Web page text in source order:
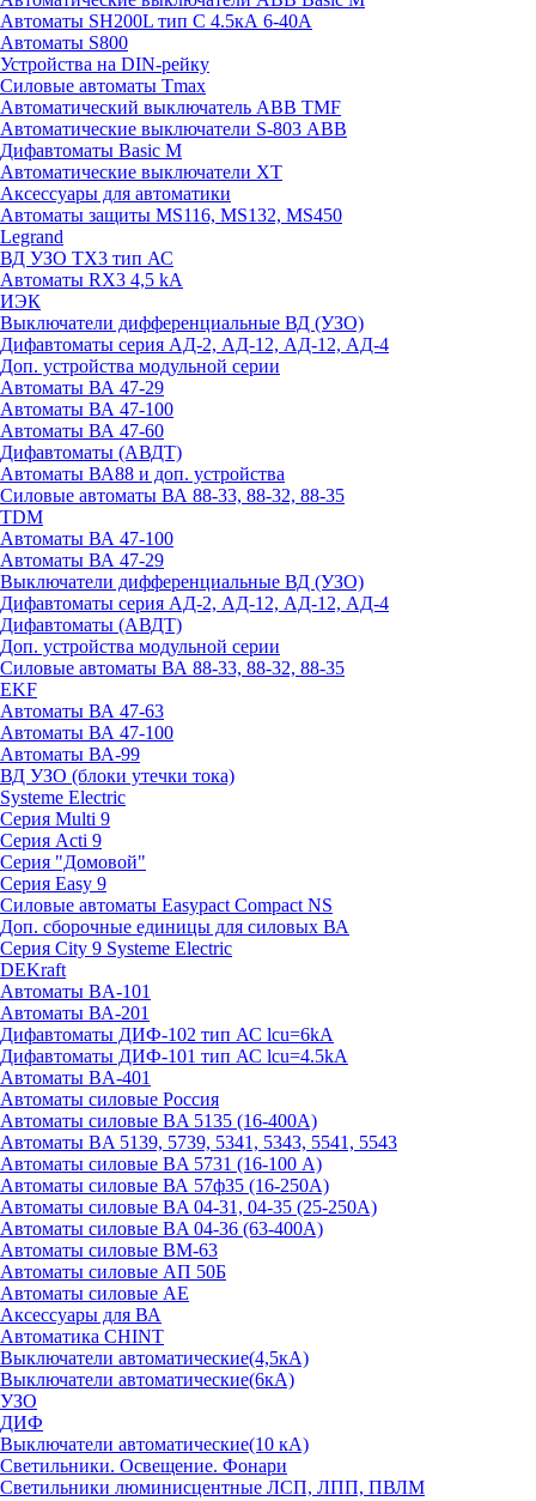
Автоматы SH200L тип С 4.5кА 6-40А
Автоматы S800
Устройства на DIN-рейку
Силовые автоматы Tmax
Автоматический выключатель ABB TMF
Автоматические выключатели S-803 АВВ
Дифавтоматы Basic M
Автоматические выключатели XT
Аксессуары для автоматики
Автоматы защиты MS116, MS132, MS450
Legrand
ВД УЗО TX3 тип АС
Автоматы RX3 4,5 kA
ИЭК
Выключатели дифференциальные ВД (УЗО)
Дифавтоматы серия АД-2, АД-12, АД-12, АД-4
Доп. устройства модульной серии
Автоматы ВА 47-29
Автоматы ВА 47-100
Автоматы ВА 47-60
Дифавтоматы (АВДТ)
Автоматы ВА88 и доп. устройства
Силовые автоматы ВА 88-33, 88-32, 88-35
TDM
Автоматы ВА 47-100
Автоматы ВА 47-29
Выключатели дифференциальные ВД (УЗО)
Дифавтоматы серия АД-2, АД-12, АД-12, АД-4
Дифавтоматы (АВДТ)
Доп. устройства модульной серии
Силовые автоматы ВА 88-33, 88-32, 88-35
EKF
Автоматы ВА 47-63
Автоматы ВА 47-100
Автоматы ВА-99
ВД УЗО (блоки утечки тока)
Systeme Electric
Серия Multi 9
Серия Acti 9
Серия "Домовой"
Серия Easy 9
Силовые автоматы Easypact Compact NS
Доп. сборочные единицы для силовых ВА
Серия City 9 Systeme Electric
DEKraft
Автоматы BA-101
Автоматы ВА-201
Дифавтоматы ДИФ-102 тип АС lcu=6kA
Дифавтоматы ДИФ-101 тип АС lcu=4.5kA
Автоматы BA-401
Автоматы силовые Россия
Автоматы силовые BA 5135 (16-400А)
Автоматы BA 5139, 5739, 5341, 5343, 5541, 5543
Автоматы силовые BA 5731 (16-100 А)
Автоматы силовые ВА 57ф35 (16-250А)
Автоматы силовые BA 04-31, 04-35 (25-250А)
Автоматы силовые BA 04-36 (63-400А)
Автоматы силовые ВМ-63
Автоматы силовые АП 50Б
Автоматы силовые АЕ
Аксессуары для ВА
Автоматика CHINT
Выключатели автоматические(4,5кА)
Выключатели автоматические(6кА)
УЗО
ДИФ
Выключатели автоматические(10 кА)
Светильники. Освещение. Фонари
Светильники люминисцентные ЛСП, ЛПП, ПВЛМ